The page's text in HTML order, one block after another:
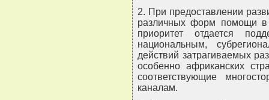
2. При предоставлении
различных форм помощи в
приоритет отдается
национальным,
действий затрагиваемых
особенно африканских
соответствующие
каналам.